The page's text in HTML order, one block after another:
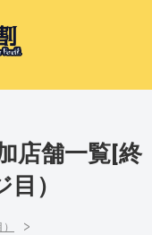
店舗一覧[終
）
>